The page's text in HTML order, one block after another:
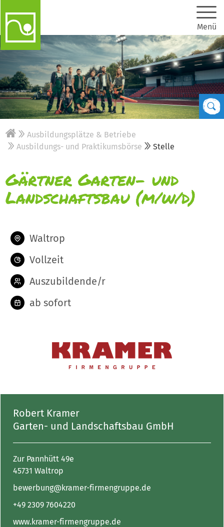
Menü
Ausbildungsplätze & Betriebe
Ausbildungs- und Praktikumsbörse
Stelle
Gärtner Garten- und
Landschaftsbau (m/w/d)
Waltrop
Vollzeit
Auszubildende/r
ab sofort
Robert Kramer
Garten- und Landschaftsbau GmbH
Zur Pannhütt 49e
45731 Waltrop
bewerbung@kramer-firmengruppe.de
+49 2309 7604220
www.kramer-firmengruppe.de